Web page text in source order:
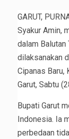
GARUT,
Syakur Amin,
dalam Balutan
dilaksanakan
Cipanas Baru,
Garut, Sabtu
Bupati Garut
Indonesia. Ia
perbedaan